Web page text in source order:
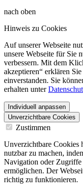
nach oben
Hinweis zu Cookies
Auf unserer Webseite
unsere Webseite für Sie
verbessern. Mit dem
akzeptieren“ erklären
einverstanden. Sie
erhalten unter
Individuell anpassen
Unverzichtbare Cookies
Zustimmen
Unverzichtbare Cookies
nutzbar zu machen,
Navigation oder Zugriffe
ermöglichen. Der
richtig zu funktionieren.